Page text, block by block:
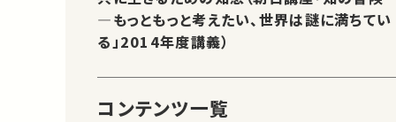
—もっともっと考えたい、世界は謎に満ちてい
る」2014年度講義）
コンテンツ一覧